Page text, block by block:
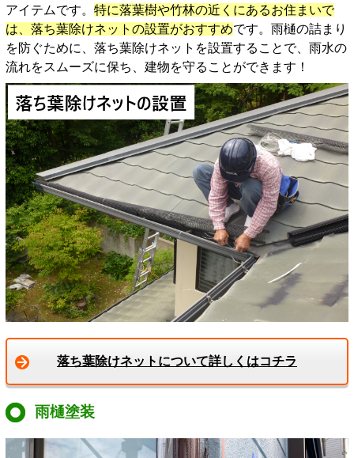
アイテムです。 特に落葉樹や竹林の近くにあるお住まいで
は、落ち葉除けネットの設置がおすすめです。雨樋の詰まり
を防ぐために、落ち葉除けネットを設置することで、雨水の
流れをスムーズに保ち、建物を守ることができます！
落ち葉除けネットについて詳しくはコチラ
雨樋塗装